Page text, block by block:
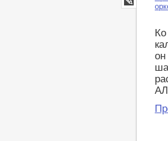
LiveJournal